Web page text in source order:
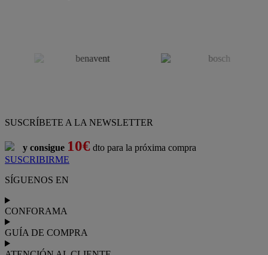
SUSCRÍBETE A LA NEWSLETTER
y consigue 10€ dto para la próxima compra
SUSCRIBIRME
SÍGUENOS EN
CONFORAMA
GUÍA DE COMPRA